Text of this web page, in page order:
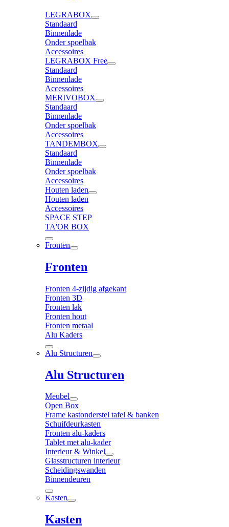
LEGRABOX
Standaard
Binnenlade
Onder spoelbak
Accessoires
LEGRABOX Free
Standaard
Binnenlade
Accessoires
MERIVOBOX
Standaard
Binnenlade
Onder spoelbak
Accessoires
TANDEMBOX
Standaard
Binnenlade
Onder spoelbak
Accessoires
Houten laden
Houten laden
Accessoires
SPACE STEP
TA'OR BOX
Fronten
Fronten
Fronten 4-zijdig afgekant
Fronten 3D
Fronten lak
Fronten hout
Fronten metaal
Alu Kaders
Alu Structuren
Alu Structuren
Meubel
Open Box
Frame kastonderstel tafel & banken
Schuifdeurkasten
Fronten alu-kaders
Tablet met alu-kader
Interieur & Winkel
Glasstructuren interieur
Scheidingswanden
Binnendeuren
Kasten
Kasten